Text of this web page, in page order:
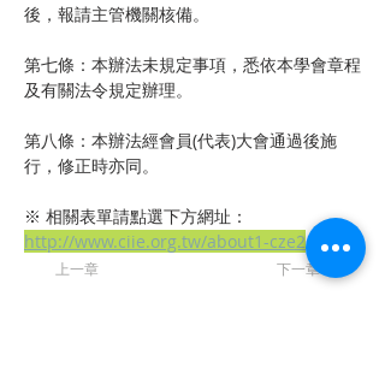
後，報請主管機關核備。
第七條：本辦法未規定事項，悉依本學會章程
及有關法令規定辦理。
第八條：本辦法經會員(代表)大會通過後施
行，修正時亦同。
※ 相關表單請點選下方網址：
http://www.ciie.org.tw/about1-cze2
上一章 下一章